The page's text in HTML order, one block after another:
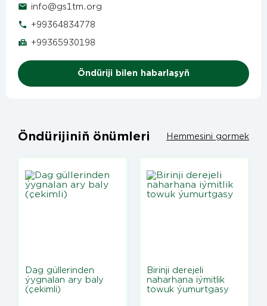
info@gs1tm.org
+99364834778
+99365930198
Öndüriji bilen habarlaşyň
Öndürijiniň önümleri Hemmesini gormek
Dag güllerinden
ýygnalan ary baly
(çekimli)
Birinji derejeli
naharhana iýmitlik
towuk ýumurtgasy